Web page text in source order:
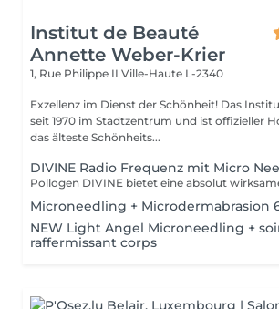
Institut de Beauté
Annette Weber-Krier
1, Rue Philippe II Ville-Haute L-2340
Exzellenz im Dienst der Schönheit! Das Institut befindet sich
seit 1970 im Stadtzentrum und ist offizieller
das älteste Schönheits...
DIVINE Radio Frequenz mit Micro
Microneedling + Microdermabrasion 6
NEW Light Angel Microneedling +
raffermissant corps